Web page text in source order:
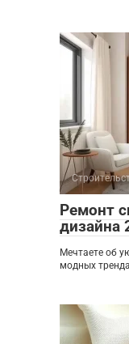
Ремонт
дизайна
Мечтаете об
модных